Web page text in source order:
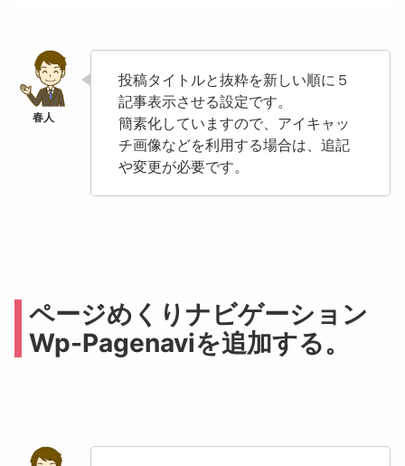
投稿タイトルと抜粋を新しい順に５
記事表示させる設定です。
簡素化していますので、アイキャッ
チ画像などを利用する場合は、追記
や変更が必要です。
ページめくりナビゲーション
Wp-Pagenaviを追加する。